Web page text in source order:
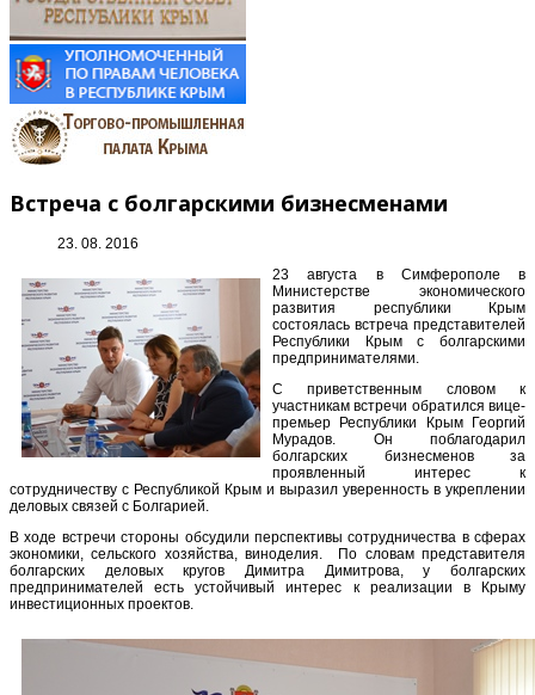
Встреча с болгарскими бизнесменами
23. 08. 2016
23 августа в Симферополе в
Министерстве экономического
развития республики Крым
состоялась встреча представителей
Республики Крым с болгарскими
предпринимателями.
С приветственным словом к
участникам встречи обратился вице-
премьер Республики Крым Георгий
Мурадов. Он поблагодарил
болгарских бизнесменов за
проявленный интерес к
сотрудничеству с Республикой Крым и выразил уверенность в укреплении
деловых связей с Болгарией.
В ходе встречи стороны обсудили перспективы сотрудничества в сферах
экономики, сельского хозяйства, виноделия. По словам представителя
болгарских деловых кругов Димитра Димитрова, у болгарских
предпринимателей есть устойчивый интерес к реализации в Крыму
инвестиционных проектов.